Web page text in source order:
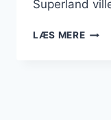
Superland
LÆS MERE